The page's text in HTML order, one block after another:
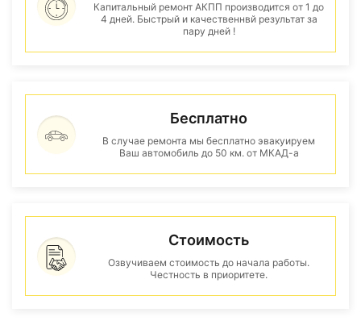
Капитальный ремонт АКПП производится от 1 до
4 дней. Быстрый и качественнвй результат за
пару дней !
Бесплатно
В случае ремонта мы бесплатно эвакуируем
Ваш автомобиль до 50 км. от МКАД-а
Стоимость
Озвучиваем стоимость до начала работы.
Честность в приоритете.